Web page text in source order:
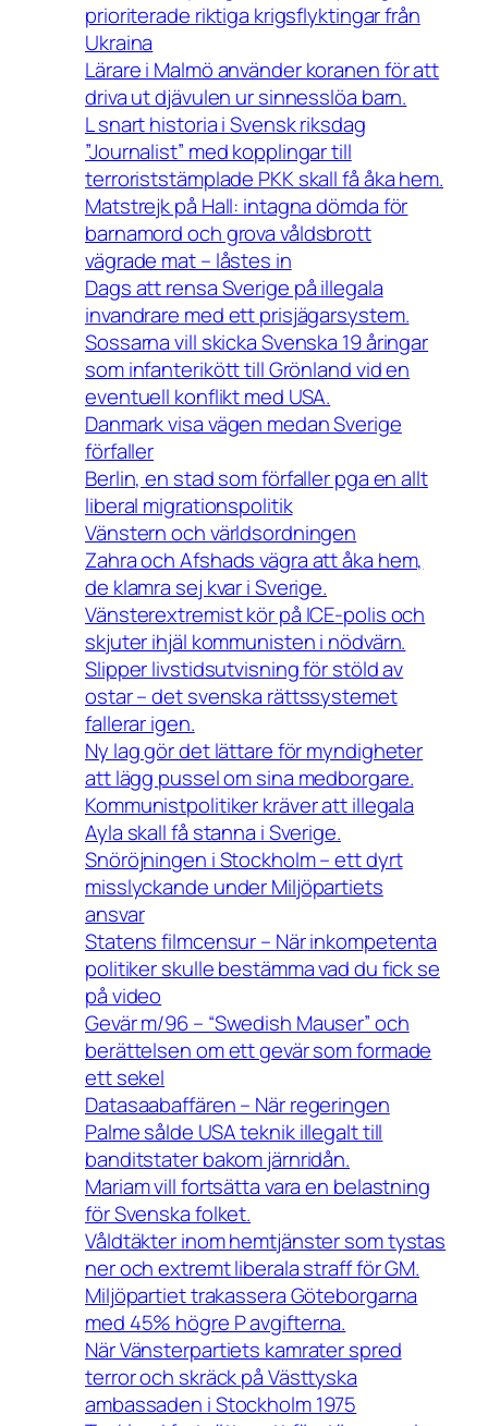
prioriterade riktiga krigsflyktingar från
Ukraina
Lärare i Malmö använder koranen för att
driva ut djävulen ur sinnesslöa barn.
L snart historia i Svensk riksdag
”Journalist” med kopplingar till
terroriststämplade PKK skall få åka hem.
Matstrejk på Hall: intagna dömda för
barnamord och grova våldsbrott
vägrade mat – låstes in
Dags att rensa Sverige på illegala
invandrare med ett prisjägarsystem.
Sossarna vill skicka Svenska 19 åringar
som infanterikött till Grönland vid en
eventuell konflikt med USA.
Danmark visa vägen medan Sverige
förfaller
Berlin, en stad som förfaller pga en allt
liberal migrationspolitik
Vänstern och världsordningen
Zahra och Afshads vägra att åka hem,
de klamra sej kvar i Sverige.
Vänsterextremist kör på ICE-polis och
skjuter ihjäl kommunisten i nödvärn.
Slipper livstidsutvisning för stöld av
ostar – det svenska rättssystemet
fallerar igen.
Ny lag gör det lättare för myndigheter
att lägg pussel om sina medborgare.
Kommunistpolitiker kräver att illegala
Ayla skall få stanna i Sverige.
Snöröjningen i Stockholm – ett dyrt
misslyckande under Miljöpartiets
ansvar
Statens filmcensur – När inkompetenta
politiker skulle bestämma vad du fick se
på video
Gevär m/96 – “Swedish Mauser” och
berättelsen om ett gevär som formade
ett sekel
Datasaabaffären – När regeringen
Palme sålde USA teknik illegalt till
banditstater bakom järnridån.
Mariam vill fortsätta vara en belastning
för Svenska folket.
Våldtäkter inom hemtjänster som tystas
ner och extremt liberala straff för GM.
Miljöpartiet trakassera Göteborgarna
med 45% högre P avgifterna.
När Vänsterpartiets kamrater spred
terror och skräck på Västtyska
ambassaden i Stockholm 1975